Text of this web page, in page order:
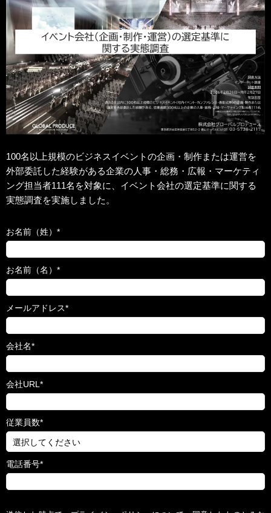
100名以上規模のビジネスイベントの企画・制作または運営を
外部委託した経験がある企業の人事・総務・広報・マーケティ
ング担当者111名を対象に、イベント会社の選定基準に関する
実態調査を実施しました。
お名前（姓） *
お名前（名） *
メールアドレス*
会社名*
会社URL *
従業員数*
電話番号*